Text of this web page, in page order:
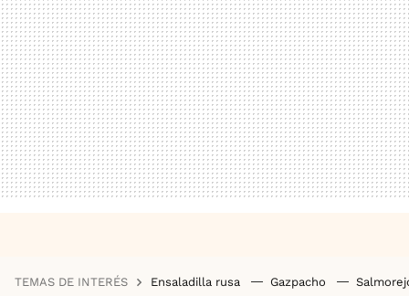
TEMAS DE INTERÉS Ensaladilla rusa Gazpacho